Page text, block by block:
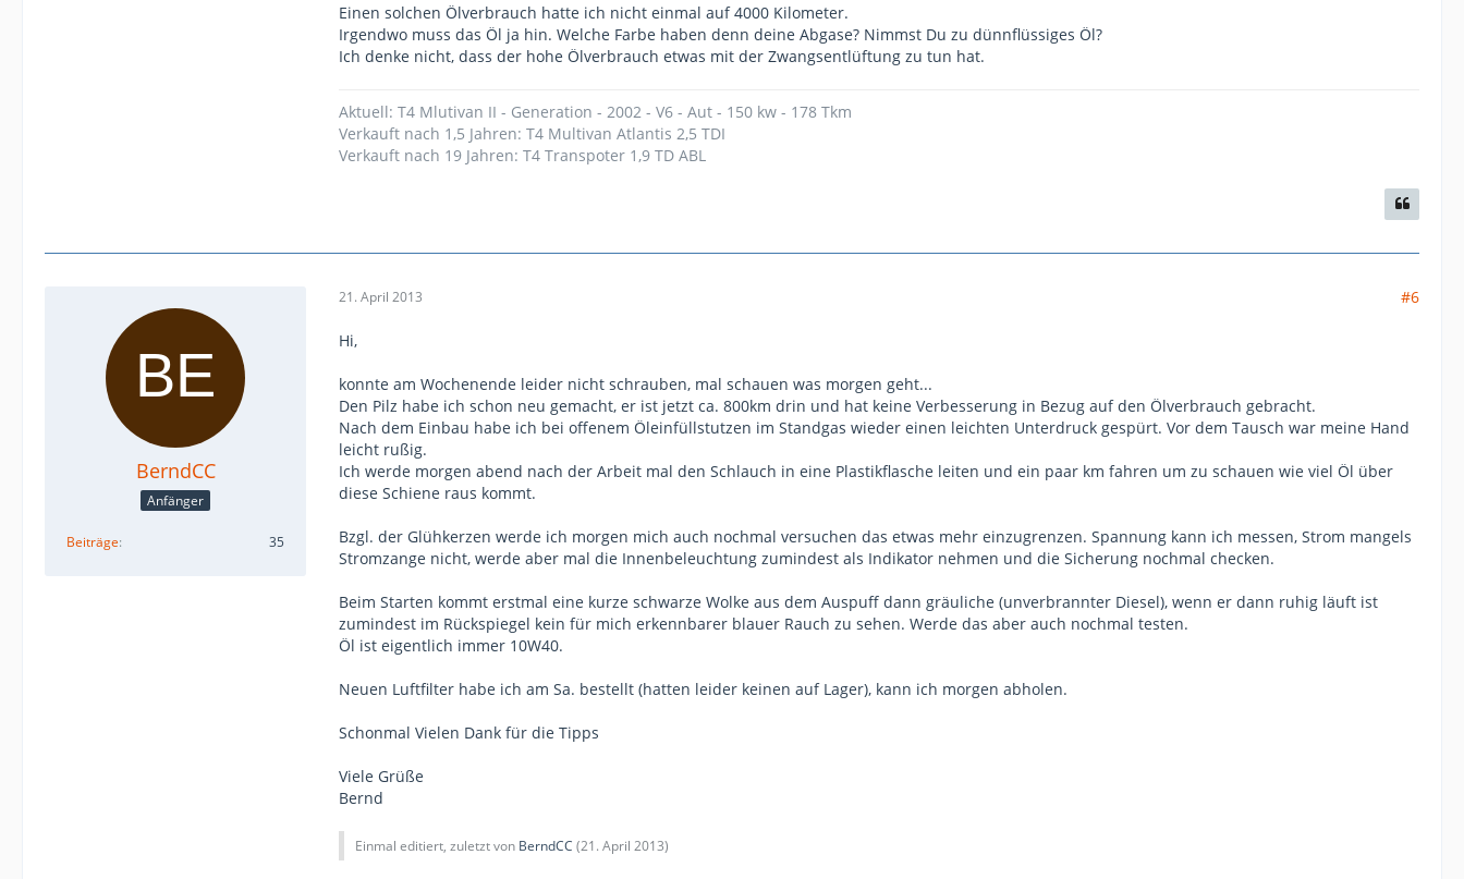
Einen solchen Ölverbrauch hatte ich nicht einmal auf 4000 Kilometer.
Irgendwo muss das Öl ja hin. Welche Farbe haben denn deine Abgase? Nimmst Du zu dünnflüssiges Öl?
Ich denke nicht, dass der hohe Ölverbrauch etwas mit der Zwangsentlüftung zu tun hat.
Aktuell: T4 Mlutivan II - Generation - 2002 - V6 - Aut - 150 kw - 178 Tkm
Verkauft nach 1,5 Jahren: T4 Multivan Atlantis 2,5 TDI
Verkauft nach 19 Jahren: T4 Transpoter 1,9 TD ABL
BerndCC
Anfänger
Beiträge 35
21. April 2013 #6
Hi,
konnte am Wochenende leider nicht schrauben, mal schauen was morgen geht...
Den Pilz habe ich schon neu gemacht, er ist jetzt ca. 800km drin und hat keine Verbesserung in Bezug auf den Ölverbrauch gebracht.
Nach dem Einbau habe ich bei offenem Öleinfüllstutzen im Standgas wieder einen leichten Unterdruck gespürt. Vor dem Tausch war meine Hand
leicht rußig.
Ich werde morgen abend nach der Arbeit mal den Schlauch in eine Plastikflasche leiten und ein paar km fahren um zu schauen wie viel Öl über
diese Schiene raus kommt.
Bzgl. der Glühkerzen werde ich morgen mich auch nochmal versuchen das etwas mehr einzugrenzen. Spannung kann ich messen, Strom mangels
Stromzange nicht, werde aber mal die Innenbeleuchtung zumindest als Indikator nehmen und die Sicherung nochmal checken.
Beim Starten kommt erstmal eine kurze schwarze Wolke aus dem Auspuff dann gräuliche (unverbrannter Diesel), wenn er dann ruhig läuft ist
zumindest im Rückspiegel kein für mich erkennbarer blauer Rauch zu sehen. Werde das aber auch nochmal testen.
Öl ist eigentlich immer 10W40.
Neuen Luftfilter habe ich am Sa. bestellt (hatten leider keinen auf Lager), kann ich morgen abholen.
Schonmal Vielen Dank für die Tipps
Viele Grüße
Bernd
Einmal editiert, zuletzt von BerndCC (21. April 2013)